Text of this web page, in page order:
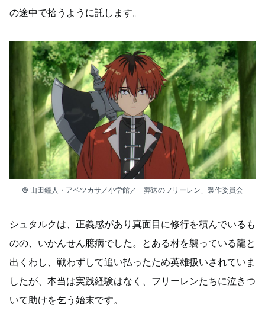
の途中で拾うように託します。
© 山田鐘人・アベツカサ／小学館／「葬送のフリーレン」製作委員会
シュタルクは、正義感があり真面目に修行を積んでいるも
のの、いかんせん臆病でした。とある村を襲っている龍と
出くわし、戦わずして追い払ったため英雄扱いされていま
したが、本当は実践経験はなく、フリーレンたちに泣きつ
いて助けを乞う始末です。